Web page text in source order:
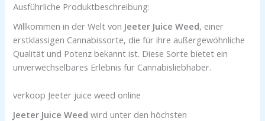
Ausführliche Produktbeschreibung:
Willkommen in der Welt von Jeeter Juice Weed, einer
erstklassigen Cannabissorte, die für ihre außergewöhnliche
Qualität und Potenz bekannt ist. Diese Sorte bietet ein
unverwechselbares Erlebnis für Cannabisliebhaber.
verkoop Jeeter juice weed online
Jeeter Juice Weed wird unter den höchsten